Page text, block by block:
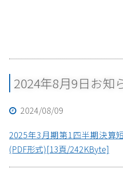
2024年8月9日お知
2024/08/09
2025年3月期第1四半期決算
(PDF形式)[13頁/242KByte]